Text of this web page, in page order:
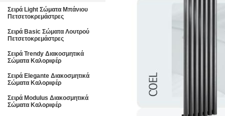
Σειρά Light Σώματα Μπάνιου
Πετσετοκρεμάστρες
Σειρά Basic Σώματα Λουτρού
Πετσετοκρεμάστρες
Σειρά Trendy Διακοσμητικά
Σώματα Καλοριφέρ
Σειρά Elegante Διακοσμητικά
Σώματα Καλοριφέρ
Σειρά Modulus Διακοσμητικά
Σώματα Καλοριφέρ